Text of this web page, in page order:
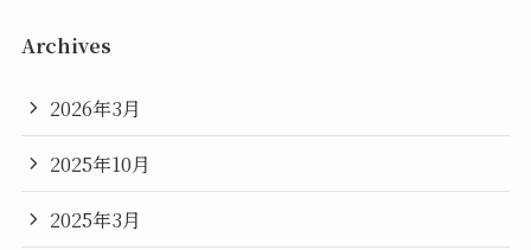
Archives
2026年3月
2025年10月
2025年3月